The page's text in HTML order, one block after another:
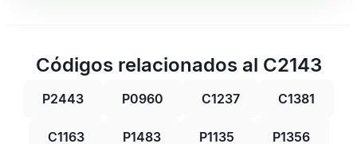
Códigos relacionados al C2143
P2443 P0960 C1237 C1381
C1163 P1483 P1135 P1356